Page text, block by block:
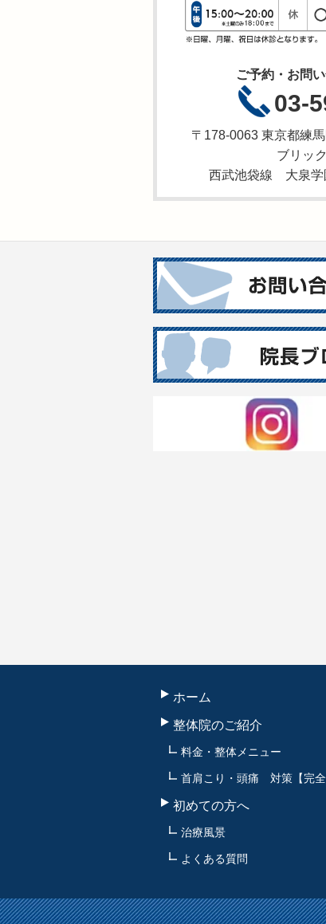
ご予約・お問
03-
〒178-0063 東京都練
ブリッ
西武池袋線 大泉学
ホーム
整体院のご紹介
料金・整体メニュー
首肩こり・頭痛 対策【完全
初めての方へ
治療風景
よくある質問